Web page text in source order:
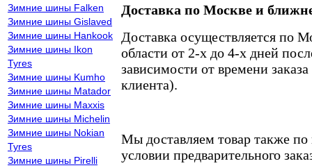
Зимние шины Falken
Зимние шины Gislaved
Зимние шины Hankook
Зимние шины Ikon
Tyres
Зимние шины Kumho
Зимние шины Matador
Зимние шины Maxxis
Зимние шины Michelin
Зимние шины Nokian
Tyres
Зимние шины Pirelli
Доставка по Москве и
Доставка осуществляется по
области от 2-х до 4-х дней
зависимости от времени
клиента).
Мы доставляем товар также
условии предварительного